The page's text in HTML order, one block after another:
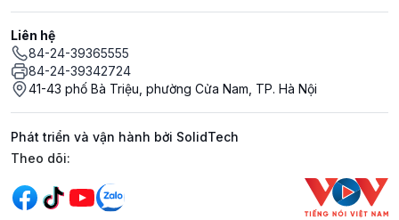
Liên hệ
84-24-39365555
84-24-39342724
41-43 phố Bà Triệu, phường Cửa Nam, TP. Hà Nội
Phát triển và vận hành bởi SolidTech
Mạng xã hội
Theo dõi: